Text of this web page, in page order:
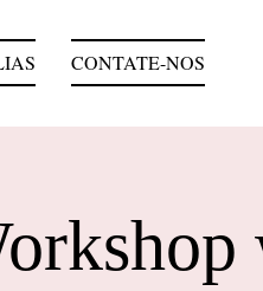
CONTATE-NOS